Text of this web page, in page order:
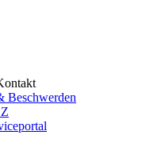
Beschwerden